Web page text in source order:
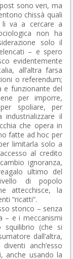
sono veri, ma
chissà quali
li va a cercare a
non ha
solo il
– e spero
evidentemente
all’altra farsa
o referendum;
e funzionante del
per imporre,
spoliare, per
industrializzare il
che opera in
fatte ad hoc per
limitarla solo a
al credito
ignoranza,
ultimo del
di popolo
attecchisce, la
“ricatti”.
storico – senza
– e i meccanismi
squilibrio (che si
dall’altra,
anch’esso
anche usando la